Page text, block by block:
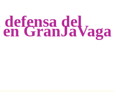
del
GranJaVaga